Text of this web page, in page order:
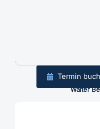
Termin
Walter